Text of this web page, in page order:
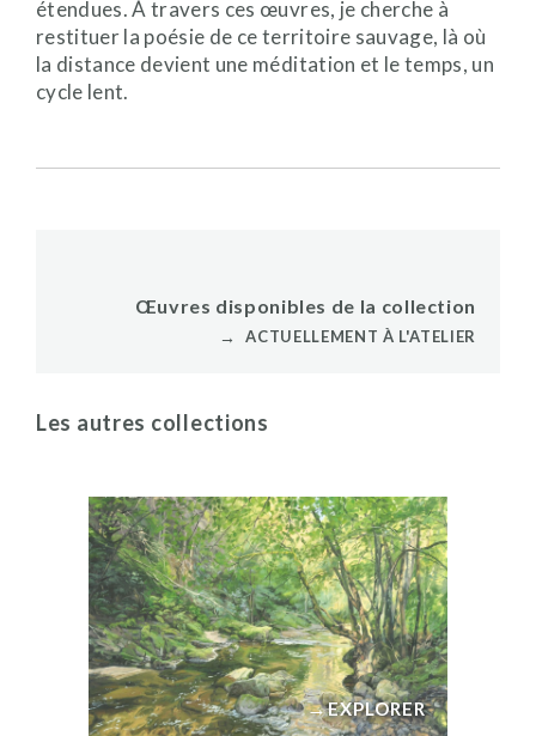
étendues. À travers ces œuvres, je cherche à
restituer la poésie de ce territoire sauvage, là où
la distance devient une méditation et le temps, un
cycle lent.
Œuvres disponibles de la collection
→ ACTUELLEMENT À L'ATELIER
Les autres collections
→EXPLORER